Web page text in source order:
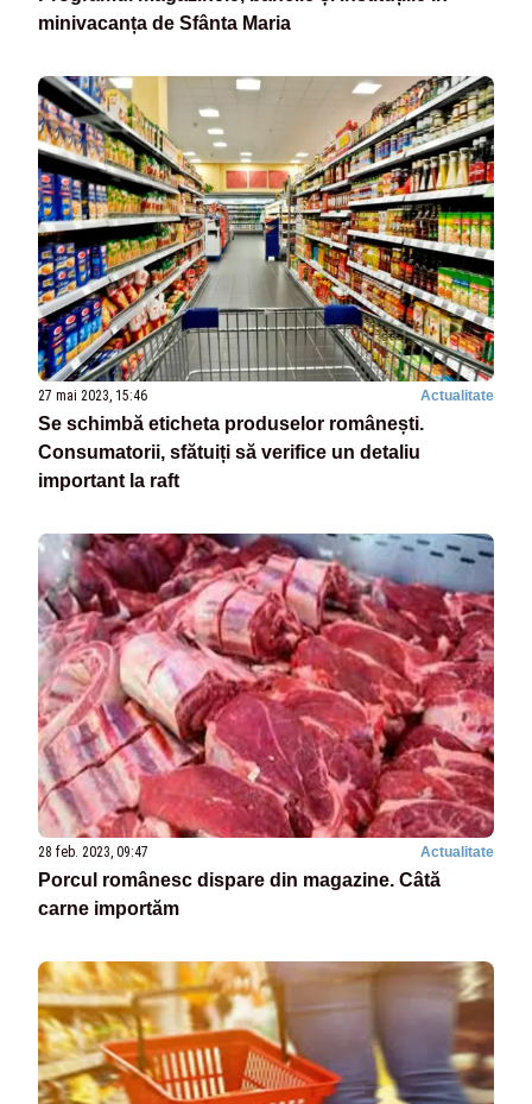
minivacanța de Sfânta Maria
27 mai 2023, 15:46 Actualitate
Se schimbă eticheta produselor românești.
Consumatorii, sfătuiți să verifice un detaliu
important la raft
28 feb. 2023, 09:47 Actualitate
Porcul românesc dispare din magazine. Câtă
carne importăm